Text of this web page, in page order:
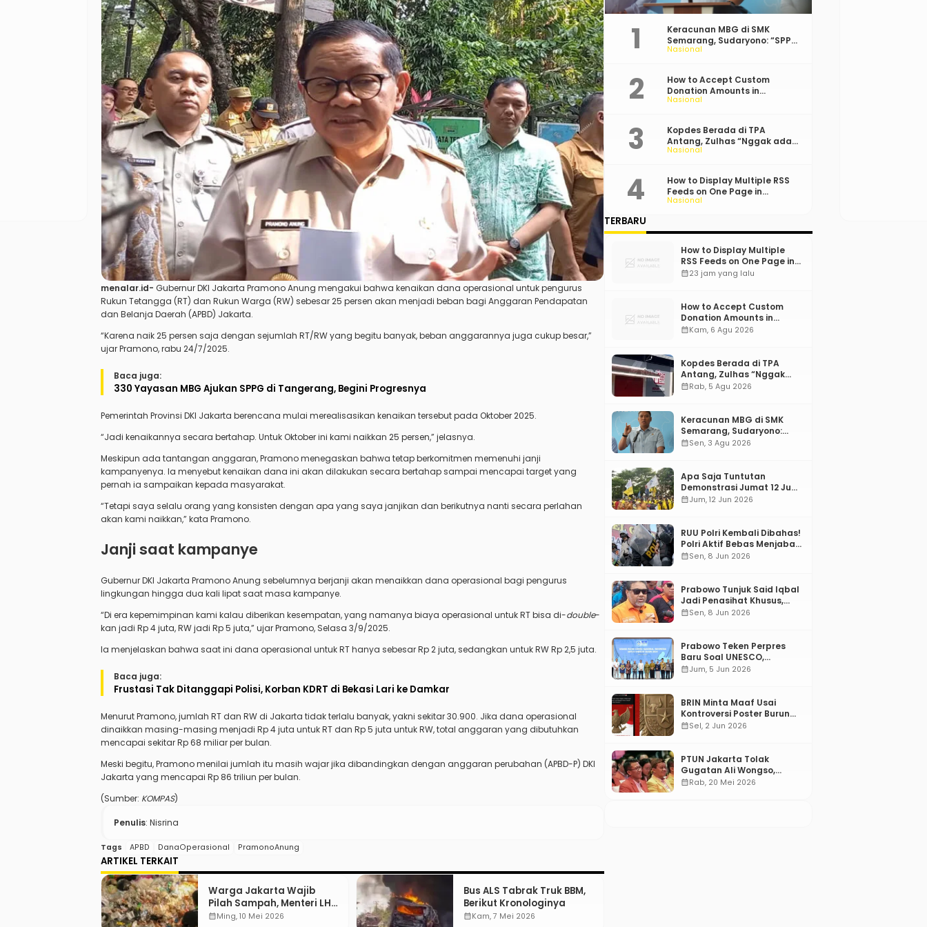
menalar.id- Gubernur DKI Jakarta Pramono Anung mengakui bahwa kenaikan dana operasional untuk pengurus
Rukun Tetangga (RT) dan Rukun Warga (RW) sebesar 25 persen akan menjadi beban bagi Anggaran Pendapatan
dan Belanja Daerah (APBD) Jakarta.
“Karena naik 25 persen saja dengan sejumlah RT/RW yang begitu banyak, beban anggarannya juga cukup besar,”
ujar Pramono, rabu 24/7/2025.
Baca juga:
330 Yayasan MBG Ajukan SPPG di Tangerang, Begini Progresnya
Pemerintah Provinsi DKI Jakarta berencana mulai merealisasikan kenaikan tersebut pada Oktober 2025.
“Jadi kenaikannya secara bertahap. Untuk Oktober ini kami naikkan 25 persen,” jelasnya.
Meskipun ada tantangan anggaran, Pramono menegaskan bahwa tetap berkomitmen memenuhi janji
kampanyenya. Ia menyebut kenaikan dana ini akan dilakukan secara bertahap sampai mencapai target yang
pernah ia sampaikan kepada masyarakat.
“Tetapi saya selalu orang yang konsisten dengan apa yang saya janjikan dan berikutnya nanti secara perlahan
akan kami naikkan,” kata Pramono.
Janji saat kampanye
Gubernur DKI Jakarta Pramono Anung sebelumnya berjanji akan menaikkan dana operasional bagi pengurus
lingkungan hingga dua kali lipat saat masa kampanye.
“Di era kepemimpinan kami kalau diberikan kesempatan, yang namanya biaya operasional untuk RT bisa di-double-
kan jadi Rp 4 juta, RW jadi Rp 5 juta,” ujar Pramono, Selasa 3/9/2025.
Ia menjelaskan bahwa saat ini dana operasional untuk RT hanya sebesar Rp 2 juta, sedangkan untuk RW Rp 2,5 juta.
Baca juga:
Frustasi Tak Ditanggapi Polisi, Korban KDRT di Bekasi Lari ke Damkar
Menurut Pramono, jumlah RT dan RW di Jakarta tidak terlalu banyak, yakni sekitar 30.900. Jika dana operasional
dinaikkan masing-masing menjadi Rp 4 juta untuk RT dan Rp 5 juta untuk RW, total anggaran yang dibutuhkan
mencapai sekitar Rp 68 miliar per bulan.
Meski begitu, Pramono menilai jumlah itu masih wajar jika dibandingkan dengan anggaran perubahan (APBD-P) DKI
Jakarta yang mencapai Rp 86 triliun per bulan.
(Sumber: KOMPAS)
Penulis: Nisrina
Tags APBD DanaOperasional PramonoAnung
ARTIKEL TERKAIT
Warga Jakarta Wajib
Pilah Sampah, Menteri LH:
“Jadi Contoh Nih”
calendar_monthMing, 10 Mei 2026
Bus ALS Tabrak Truk BBM,
Berikut Kronologinya
calendar_monthKam, 7 Mei 2026
Nasional
Keracunan MBG di SMK
Semarang, Sudaryono: “SPPG
Harus Bertanggung Jawab!”
Nasional
How to Accept Custom
Donation Amounts in
WordPress with Stripe
Nasional
Kopdes Berada di TPA
Antang, Zulhas “Nggak ada
Lahan!”
Nasional
How to Display Multiple RSS
Feeds on One Page in
WordPress
TERBARU
How to Display Multiple
RSS Feeds on One Page in
WordPress
calendar_month23 jam yang lalu
How to Accept Custom
Donation Amounts in
WordPress with Stripe
calendar_monthKam, 6 Agu 2026
Kopdes Berada di TPA
Antang, Zulhas “Nggak
ada Lahan!”
calendar_monthRab, 5 Agu 2026
Keracunan MBG di SMK
Semarang, Sudaryono:
“SPPG Harus Bertanggung
calendar_monthSen, 3 Agu 2026
Apa Saja Tuntutan
Demonstrasi Jumat 12 Juni
2026?
calendar_monthJum, 12 Jun 2026
RUU Polri Kembali Dibahas!
Polri Aktif Bebas Menjabat
Di Manapun
calendar_monthSen, 8 Jun 2026
Prabowo Tunjuk Said Iqbal
Jadi Penasihat Khusus,
Mengapa?
calendar_monthSen, 8 Jun 2026
Prabowo Teken Perpres
Baru Soal UNESCO,
Tentang Apa?
calendar_monthJum, 5 Jun 2026
BRIN Minta Maaf Usai
Kontroversi Poster Burung
Garuda
calendar_monthSel, 2 Jun 2026
PTUN Jakarta Tolak
Gugatan Ali Wongso,
Misbakhun: Ini hadiah
calendar_monthRab, 20 Mei 2026